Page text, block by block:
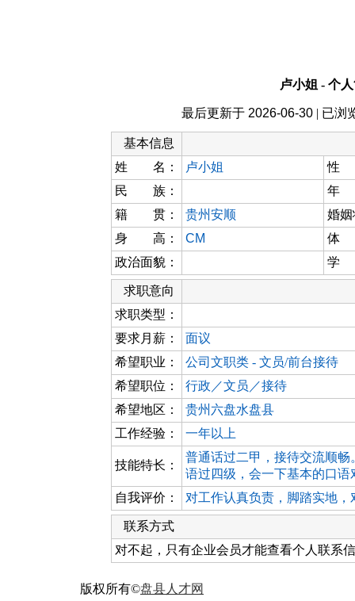
卢小姐 - 个
最后更新于 2026-06-30 | 已浏
基本信息
姓 名：
卢小姐
性
民 族：
年
籍 贯：
贵州安顺
婚
身 高：
CM
体
政治面貌：
学
求职意向
求职类型：
要求月薪：
面议
希望职业：
公司文职类 - 文员/前台接待
希望职位：
行政／文员／接待
希望地区：
贵州六盘水盘县
工作经验：
一年以上
技能特长：
普通话过二甲，接待交流顺畅
语过四级，会一下基本的口
自我评价：
对工作认真负责，脚踏实地
联系方式
对不起，只有企业会员才能查看个人联系
版权所有©盘县人才网